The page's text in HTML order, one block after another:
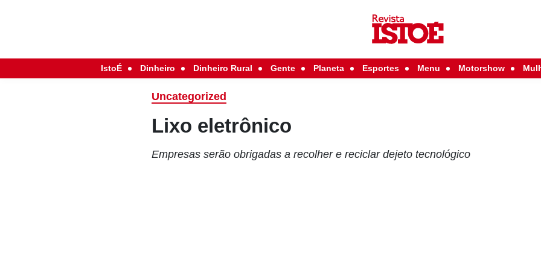
IstoÉ Dinheiro Dinheiro Rural Gente Planeta Esportes Menu Motorshow
Uncategorized
Lixo eletrônico
Empresas serão obrigadas a recolher e reciclar dejeto tecnológico